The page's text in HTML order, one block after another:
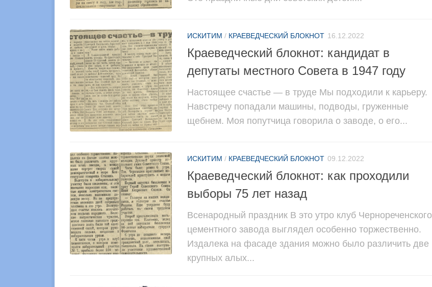
ИСКИТИМ / КРАЕВЕДЧЕСКИЙ БЛОКНОТ 16.12.2022
Краеведческий блокнот: кандидат в
депутаты местного Совета в 1947 году
Настоящее счастье — в труде Мы подходили к карьеру.
Навстречу попадали машины, подводы, груженные
щебнем. Моя попутчица говорила о заводе, о его...
ИСКИТИМ / КРАЕВЕДЧЕСКИЙ БЛОКНОТ 09.12.2022
Краеведческий блокнот: как проходили
выборы 75 лет назад
Всенародный праздник В это утро клуб Чернореченского
цементного завода выглядел особенно торжественно.
Издалека на фасаде здания можно было различить две
крупных алых...